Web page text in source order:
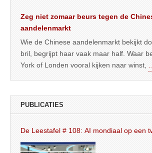
Zeg niet zomaar beurs tegen de
aandelenmarkt
Wie de Chinese aandelenmarkt bekijkt
bril, begrijpt haar vaak maar half. Waar
York of Londen vooral kijken naar winst,
PUBLICATIES
De Leestafel # 108: AI mondiaal